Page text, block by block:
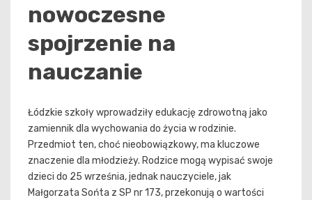
nowoczesne
spojrzenie na
nauczanie
Łódzkie szkoły wprowadziły edukację zdrowotną jako
zamiennik dla wychowania do życia w rodzinie.
Przedmiot ten, choć nieobowiązkowy, ma kluczowe
znaczenie dla młodzieży. Rodzice mogą wypisać swoje
dzieci do 25 września, jednak nauczyciele, jak
Małgorzata Sońta z SP nr 173, przekonują o wartości